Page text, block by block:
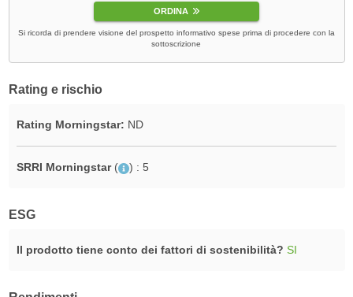
ORDINA
Si ricorda di prendere visione del prospetto informativo spese prima di procedere con la
sottoscrizione
Rating e rischio
Rating Morningstar: ND
SRRI Morningstar ( ) : 5
ESG
Il prodotto tiene conto dei fattori di sostenibilità? SI